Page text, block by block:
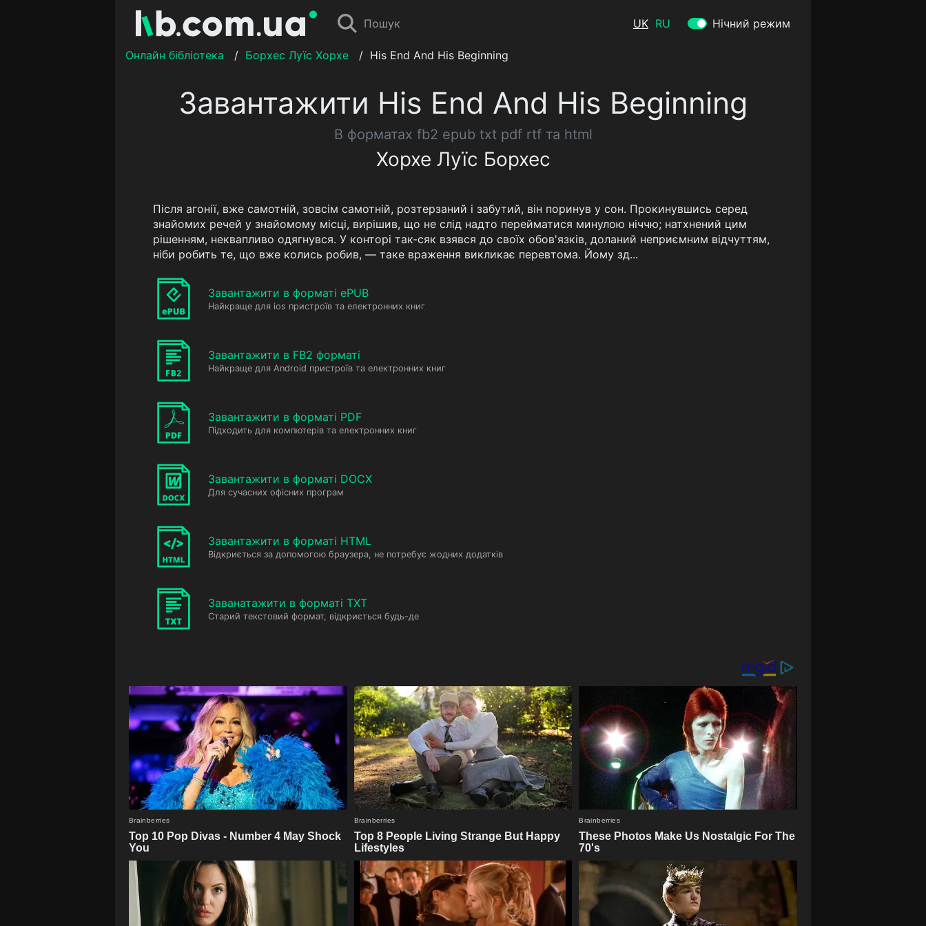
Пошук UK RU Нічний режим
Онлайн бібліотека / Борхес Луїс Хорхе / His End And His Beginning
Завантажити His End And His Beginning
В форматах fb2 epub txt pdf rtf та html
Хорхе Луїс Борхес
Після агонії, вже самотній, зовсім самотній, розтерзаний і забутий, він поринув у сон. Прокинувшись серед
знайомих речей у знайомому місці, вирішив, що не слід надто перейматися минулою ніччю; натхнений цим
рішенням, неквапливо одягнувся. У конторі так-сяк взявся до своїх обов'язків, доланий неприємним відчуттям,
ніби робить те, що вже колись робив, — таке враження викликає перевтома. Йому зд...
Завантажити в форматі ePUB
Найкраще для ios пристроїв та електронних книг
Завантажити в FB2 форматі
Найкраще для Android пристроїв та електронних книг
Завантажити в форматі PDF
Підходить для компютерів та електронних книг
Завантажити в форматі DOCX
Для сучасних офісних програм
Завантажити в форматі HTML
Відкриється за допомогою браузера, не потребує жодних додатків
Заванатажити в форматі TXT
Старий текстовий формат, відкриється будь-де